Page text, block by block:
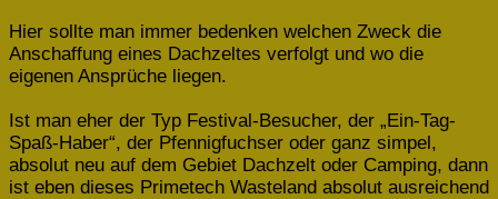
Hier sollte man immer bedenken welchen Zweck die
Anschaffung eines Dachzeltes verfolgt und wo die
eigenen Ansprüche liegen.
Ist man eher der Typ Festival-Besucher, der „Ein-Tag-
Spaß-Haber“, der Pfennigfuchser oder ganz simpel,
absolut neu auf dem Gebiet Dachzelt oder Camping, dann
ist eben dieses Primetech Wasteland absolut ausreichend